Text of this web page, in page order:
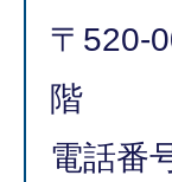
〒520-
階
電話番